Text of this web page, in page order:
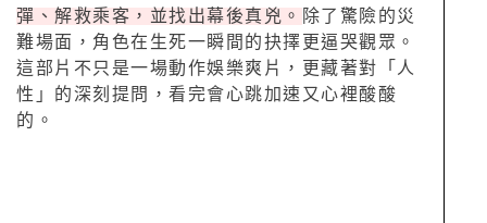
彈、解救乘客，並找出幕後真兇。 除了驚險的災
難場面，角色在生死一瞬間的抉擇更逼哭觀眾。
這部片不只是一場動作娛樂爽片，更藏著對「人
性」的深刻提問，看完會心跳加速又心裡酸酸
的。